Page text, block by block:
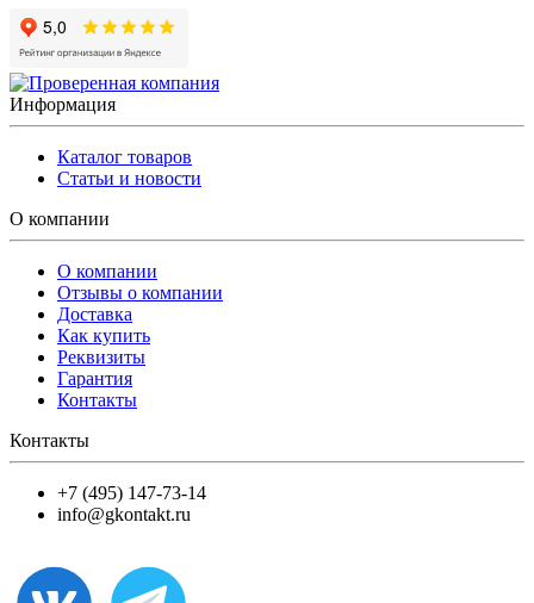
Информация
Каталог товаров
Статьи и новости
О компании
О компании
Отзывы о компании
Доставка
Как купить
Реквизиты
Гарантия
Контакты
Контакты
+7 (495) 147-73-14
info@gkontakt.ru